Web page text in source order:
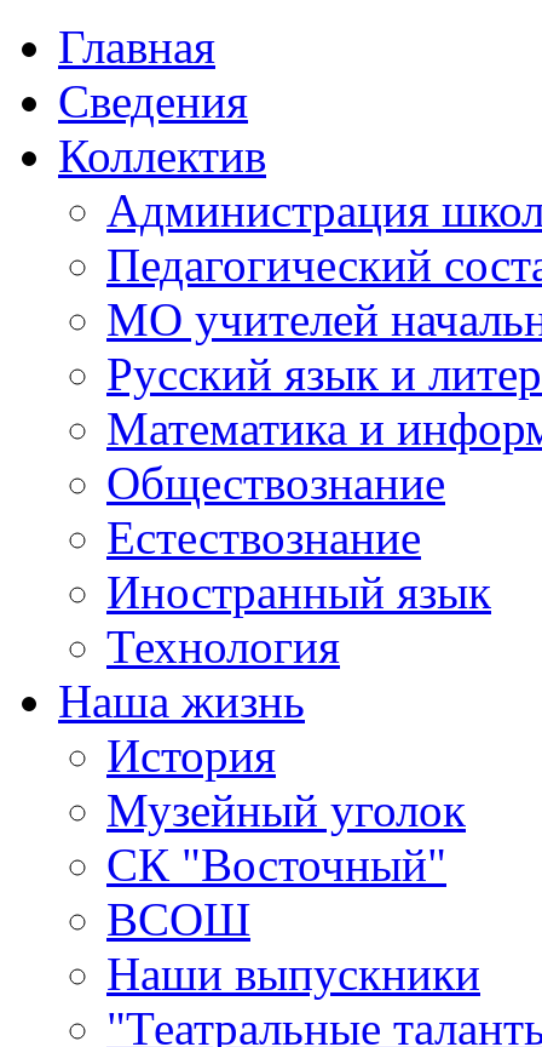
Главная
Сведения
Коллектив
Администрация
Педагогический
МО учителей
Русский язык и
Математика и
Обществознание
Естествознание
Иностранный язык
Технология
Наша жизнь
История
Музейный уголок
СК "Восточный"
ВСОШ
Наши выпускники
"Театральные